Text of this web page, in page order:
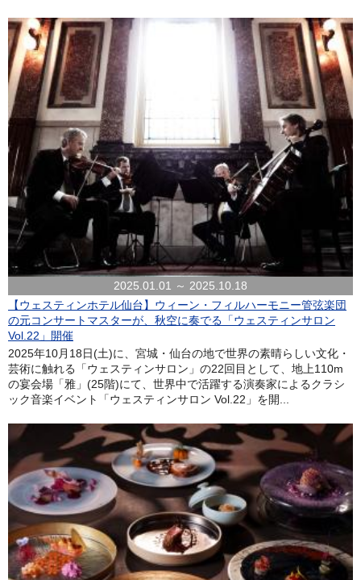
2025.01.01 ～ 2025.10.18
【ウェスティンホテル仙台】ウィーン・フィルハーモニー管弦楽団
の元コンサートマスターが、秋空に奏でる「ウェスティンサロン
Vol.22」開催
2025年10月18日(土)に、宮城・仙台の地で世界の素晴らしい文化・
芸術に触れる「ウェスティンサロン」の22回目として、地上110m
の宴会場「雅」(25階)にて、世界中で活躍する演奏家によるクラシ
ック音楽イベント「ウェスティンサロン Vol.22」を開...